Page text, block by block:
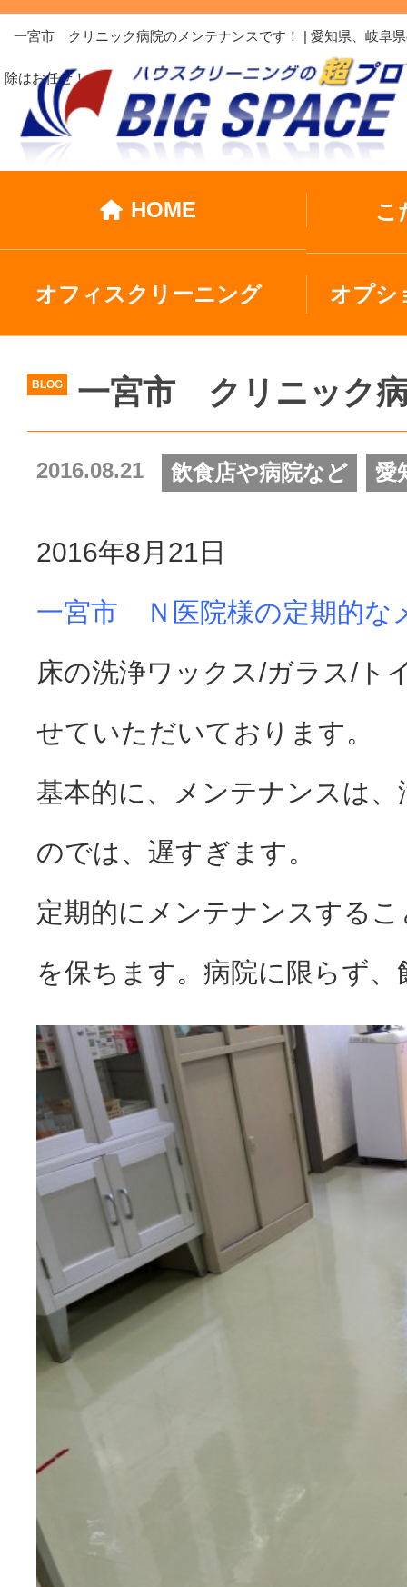
一宮市 クリニック病院のメンテナンスです！ | 愛知県、岐阜
除はお任せ！
HOME こ
オフィスクリーニング オプシ
一宮市 クリニック
BLOG
2016.08.21 飲食店や病院など 愛
2016年8月21日
一宮市 Ｎ医院様の定期的な
床の洗浄ワックス/ガラス/ト
せていただいております。
基本的に、メンテナンスは
のでは、遅すぎます。
定期的にメンテナンスする
を保ちます。病院に限らず